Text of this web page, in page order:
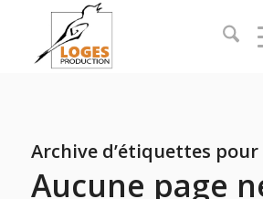
Archive d’étiquettes pour
Aucune page